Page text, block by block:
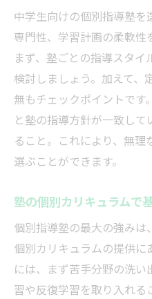
中学生向けの個別指導塾
専門性、学習計画の柔軟性
まず、塾ごとの指導スタ
検討しましょう。加えて、
無もチェックポイントです
と塾の指導方針が一致し
ること。これにより、無
選ぶことができます。
塾の個別カリキュラムで
個別指導塾の最大の強み
個別カリキュラムの提供に
には、まず苦手分野の洗
習や反復学習を取り入れる